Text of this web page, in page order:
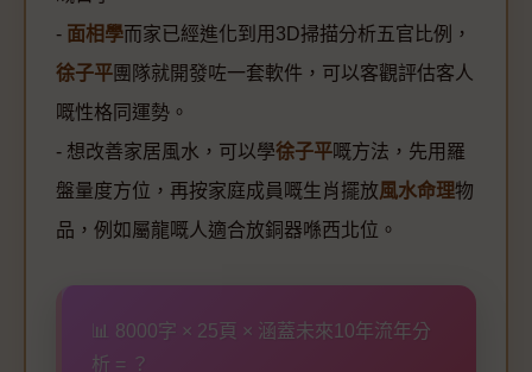
- 面相學而家已經進化到用3D掃描分析五官比例，
徐子平團隊就開發咗一套軟件，可以客觀評估客人
嘅性格同運勢。
- 想改善家居風水，可以學徐子平嘅方法，先用羅
盤量度方位，再按家庭成員嘅生肖擺放風水命理物
品，例如屬龍嘅人適合放銅器喺西北位。
📊 8000字 × 25頁 × 涵蓋未來10年流年分
析 = ？